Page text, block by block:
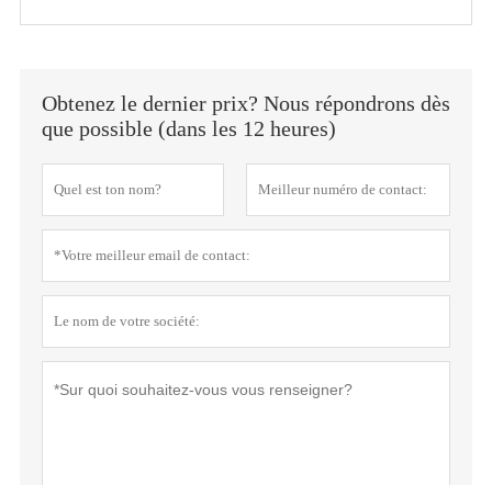
Obtenez le dernier prix? Nous répondrons dès
que possible (dans les 12 heures)